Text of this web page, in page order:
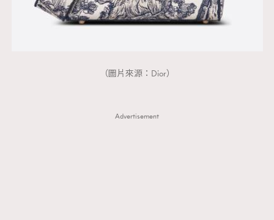
（圖片來源：Dior）
Advertisement